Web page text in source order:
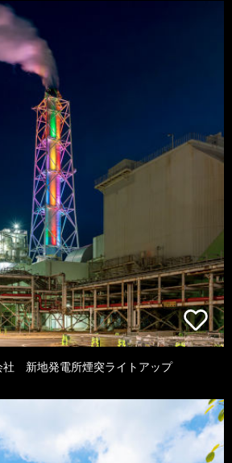
社 新地発電所煙突ライトアップ